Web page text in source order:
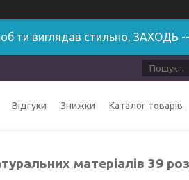
ти виглядав стильно, ЗАХОДЬ
Відгуки Знижки Каталог товарів
матеріалів 39